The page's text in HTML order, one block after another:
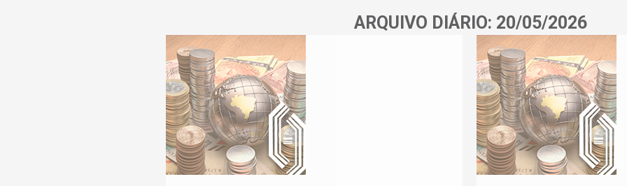
ARQUIVO DIÁRIO: 20/05/2026